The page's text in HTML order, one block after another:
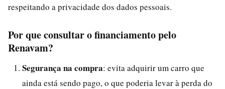
respeitando a privacidade dos dados pessoais.
Por que consultar o financiamento pelo
Renavam?
Segurança na compra: evita adquirir um carro que
ainda está sendo pago, o que poderia levar à perda do